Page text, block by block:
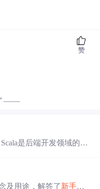
赞
——
是后端开发领域的编
及用途，解答了新手常